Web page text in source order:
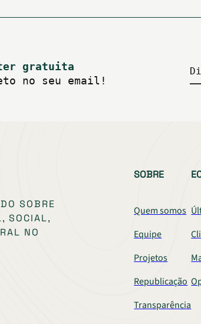
gratuita
no seu email!
SOBRE
SOCIAL,
NO
SOBRE
Quem somos
Equipe
Projetos
Republicação
Transparência